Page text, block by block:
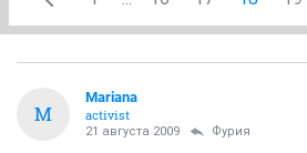
M
Mariana
activist
21 августа 2009 Фурия